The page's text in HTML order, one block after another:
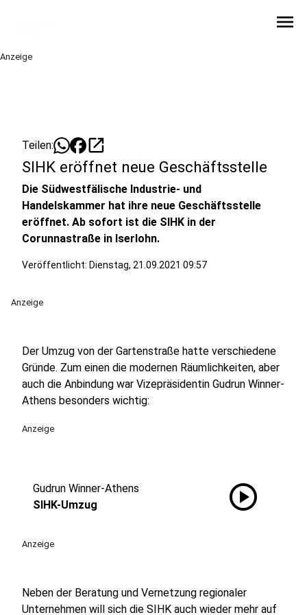
menu
Anzeige
Teilen: open_in_new
SIHK eröffnet neue Geschäftsstelle
Die Südwestfälische Industrie- und
Handelskammer hat ihre neue Geschäftsstelle
eröffnet. Ab sofort ist die SIHK in der
Corunnastraße in Iserlohn.
Veröffentlicht: Dienstag, 21.09.2021 09:57
Anzeige
Der Umzug von der Gartenstraße hatte verschiedene
Gründe. Zum einen die modernen Räumlichkeiten, aber
auch die Anbindung war Vizepräsidentin Gudrun Winner-
Athens besonders wichtig:
Anzeige
Gudrun Winner-Athens
SIHK-Umzug
play_circle
Anzeige
Neben der Beratung und Vernetzung regionaler
Unternehmen will sich die SIHK auch wieder mehr auf